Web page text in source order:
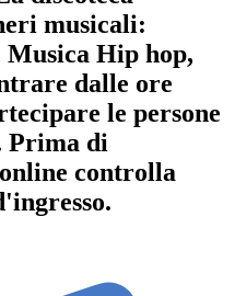
musicali:
Musica Hip hop,
dalle ore
le persone
Prima di
controlla
.